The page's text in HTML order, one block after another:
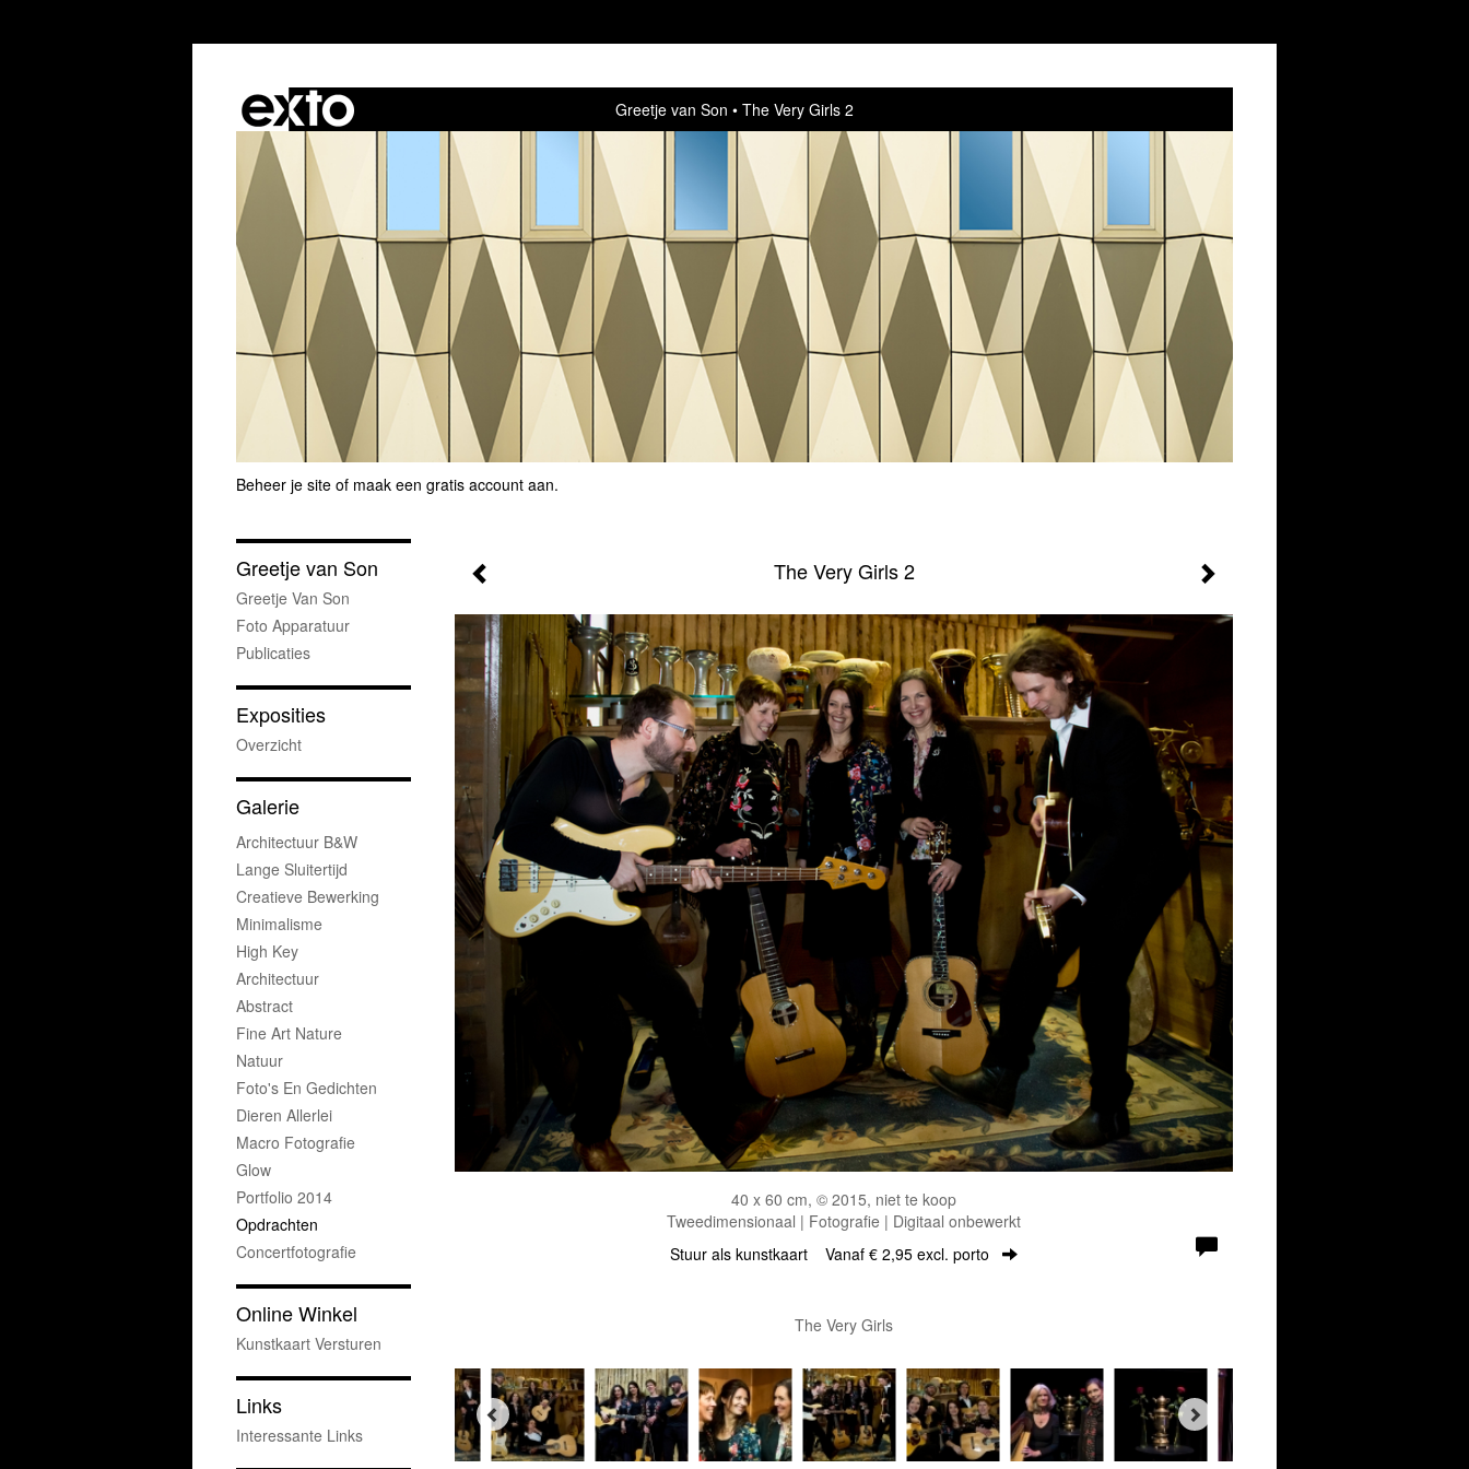
Greetje van Son The Very Girls 2
Beheer je site of maak een gratis account aan.
The Very Girls 2
40 x 60 cm, © 2015, niet te koop
Tweedimensionaal | Fotografie | Digitaal onbewerkt
Stuur als kunstkaart Vanaf € 2,95 excl. porto
The Very Girls
Greetje van Son
Greetje Van Son
Foto Apparatuur
Publicaties
Exposities
Overzicht
Galerie
Architectuur B&w
Lange Sluitertijd
Creatieve Bewerking
Minimalisme
High Key
Architectuur
Abstract
Fine Art Nature
Natuur
Foto's En Gedichten
Dieren Allerlei
Macro Fotografie
Glow
Portfolio 2014
Opdrachten
Concertfotografie
Online Winkel
Kunstkaart Versturen
Links
Interessante Links